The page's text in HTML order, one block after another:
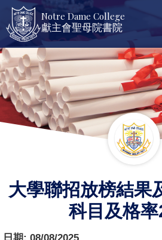
Notre Dame College
獻主會聖母院書院
大學聯招放榜結果
科目及格